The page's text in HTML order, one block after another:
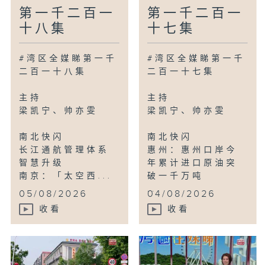
第一千二百一
十八集
#湾区全媒睇第一千
二百一十八集
主持
梁凯宁、帅亦雯
南北快闪
长江通航管理体系
智慧升级
南京：「太空西...
05/08/2026
收看
第一千二百一
十七集
#湾区全媒睇第一千
二百一十七集
主持
梁凯宁、帅亦雯
南北快闪
惠州：惠州口岸今
年累计进口原油突
破一千万吨
...
04/08/2026
收看